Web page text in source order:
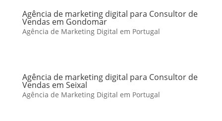
Agência de marketing digital para Consultor de
Vendas em Gondomar
Agência de Marketing Digital em Portugal
Agência de marketing digital para Consultor de
Vendas em Seixal
Agência de Marketing Digital em Portugal